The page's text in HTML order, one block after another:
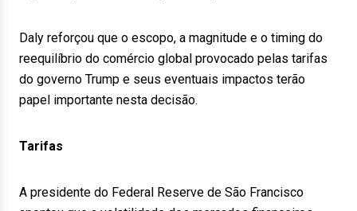
Daly reforçou que o escopo, a magnitude e o timing do
reequilíbrio do comércio global provocado pelas tarifas
do governo Trump e seus eventuais impactos terão
papel importante nesta decisão.
Tarifas
A presidente do Federal Reserve de São Francisco